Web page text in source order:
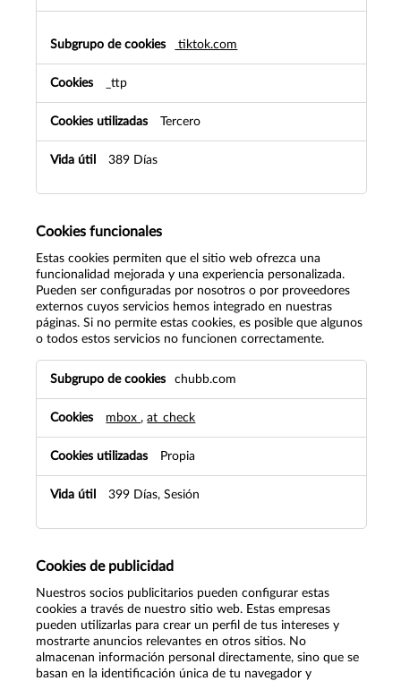
tiktok.com
_ttp
Tercero
389 Días
Cookies funcionales
Estas cookies permiten que el sitio web ofrezca una
funcionalidad mejorada y una experiencia personalizada.
Pueden ser configuradas por nosotros o por proveedores
externos cuyos servicios hemos integrado en nuestras
páginas. Si no permite estas cookies, es posible que algunos
o todos estos servicios no funcionen correctamente.
funcionales
chubb.com
mbox,at_check
Propia
399 Días, Sesión
Cookies de publicidad
Nuestros socios publicitarios pueden configurar estas
cookies a través de nuestro sitio web. Estas empresas
pueden utilizarlas para crear un perfil de tus intereses y
mostrarte anuncios relevantes en otros sitios. No
almacenan información personal directamente, sino que se
basan en la identificación única de tu navegador y